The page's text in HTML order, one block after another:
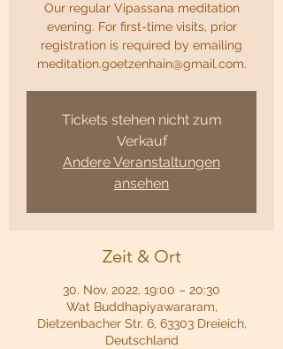
Our regular Vipassana meditation
evening. For first-time visits, prior
registration is required by emailing
meditation.goetzenhain@gmail.com.
Tickets stehen nicht zum
Verkauf
Andere Veranstaltungen
ansehen
Zeit & Ort
30. Nov. 2022, 19:00 – 20:30
Wat Buddhapiyawararam,
Dietzenbacher Str. 6, 63303 Dreieich,
Deutschland